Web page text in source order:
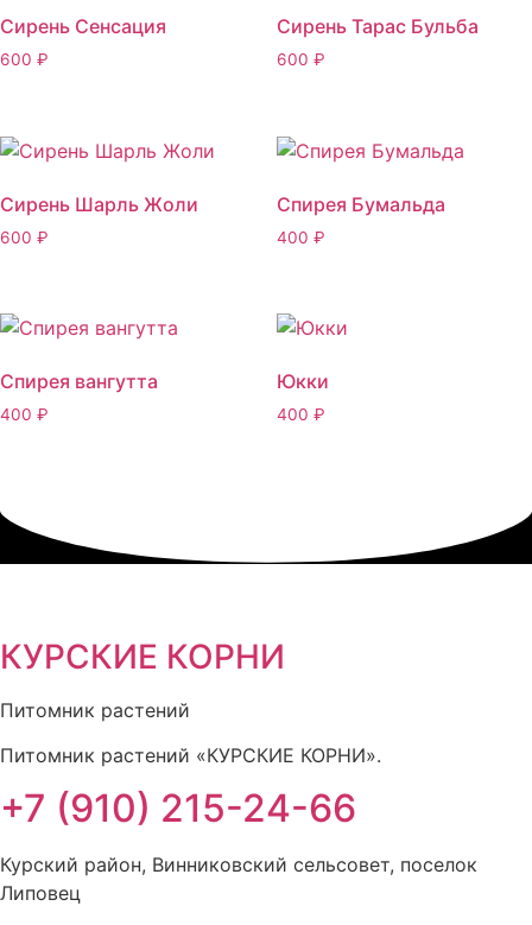
Сирень Сенсация
600 ₽
Сирень Тарас Бульба
600 ₽
Сирень Шарль Жоли
600 ₽
Спирея Бумальда
400 ₽
Спирея вангутта
400 ₽
Юкки
400 ₽
КУРСКИЕ КОРНИ
Питомник растений
Питомник растений «КУРСКИЕ КОРНИ».
+7 (910) 215-24-66
Курский район, Винниковский сельсовет, поселок
Липовец